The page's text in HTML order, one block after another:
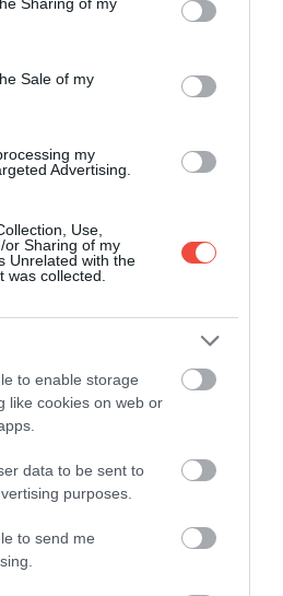
and its third-party tags to
purposes in below Google
Sale of my
my
Advertising.
Use,
or Sharing of my
Unrelated with the
was collected.
to enable storage
like cookies on web or
data to be sent to
purposes.
to send me
de 1 euro au apărut și
– iată toate detaliile
reprezintă o problemă
la care țările răspund…